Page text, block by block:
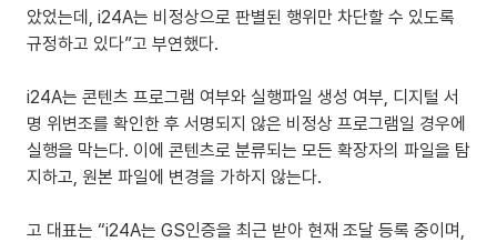
았었는데, i24A는 비정상으로 판별된 행위만 차단할 수 있도록
규정하고 있다”고 부연했다.
i24A는 콘텐츠 프로그램 여부와 실행파일 생성 여부, 디지털 서
명 위변조를 확인한 후 서명되지 않은 비정상 프로그램일 경우에
실행을 막는다. 이에 콘텐츠로 분류되는 모든 확장자의 파일을 탐
지하고, 원본 파일에 변경을 가하지 않는다.
고 대표는 “i24A는 GS인증을 최근 받아 현재 조달 등록 중이며,